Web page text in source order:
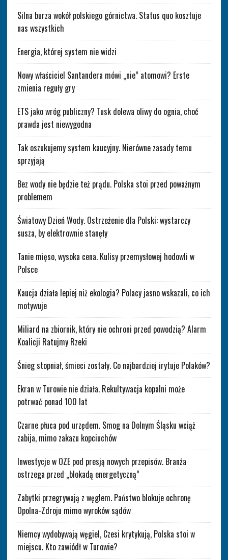
Silna burza wokół polskiego górnictwa. Status quo kosztuje
nas wszystkich
Energia, której system nie widzi
Nowy właściciel Santandera mówi „nie” atomowi? Erste
zmienia reguły gry
ETS jako wróg publiczny? Tusk dolewa oliwy do ognia, choć
prawda jest niewygodna
Tak oszukujemy system kaucyjny. Nierówne zasady temu
sprzyjają
Bez wody nie będzie też prądu. Polska stoi przed poważnym
problemem
Światowy Dzień Wody. Ostrzeżenie dla Polski: wystarczy
susza, by elektrownie stanęły
Tanie mięso, wysoka cena. Kulisy przemysłowej hodowli w
Polsce
Kaucja działa lepiej niż ekologia? Polacy jasno wskazali, co ich
motywuje
Miliard na zbiornik, który nie ochroni przed powodzią? Alarm
Koalicji Ratujmy Rzeki
Śnieg stopniał, śmieci zostały. Co najbardziej irytuje Polaków?
Ekran w Turowie nie działa. Rekultywacja kopalni może
potrwać ponad 100 lat
Czarne płuca pod urzędem. Smog na Dolnym Śląsku wciąż
zabija, mimo zakazu kopciuchów
Inwestycje w OZE pod presją nowych przepisów. Branża
ostrzega przed „blokadą energetyczną”
Zabytki przegrywają z węglem. Państwo blokuje ochronę
Opolna-Zdroju mimo wyroków sądów
Niemcy wydobywają węgiel, Czesi krytykują, Polska stoi w
miejscu. Kto zawiódł w Turowie?